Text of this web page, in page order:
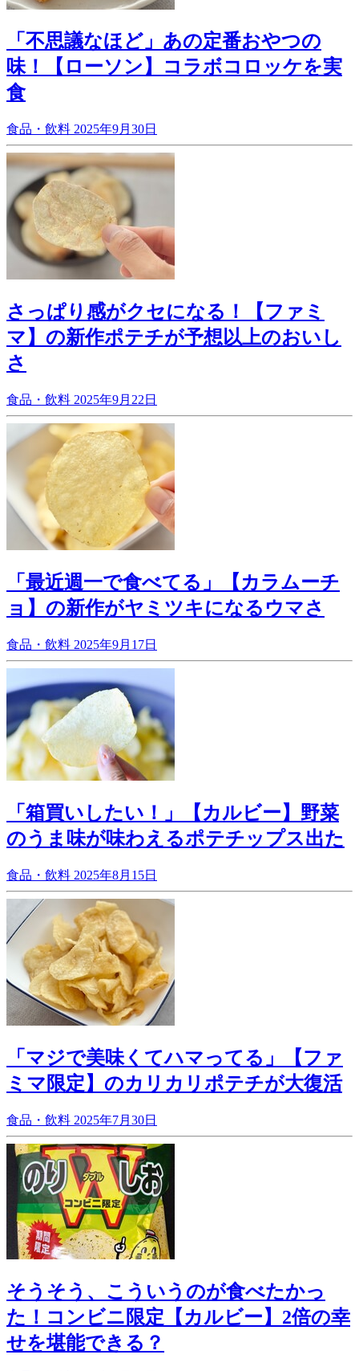
「不思議なほど」あの定番おやつの
味！【ローソン】コラボコロッケを実
食
食品・飲料 2025年9月30日
さっぱり感がクセになる！【ファミ
マ】の新作ポテチが予想以上のおいし
さ
食品・飲料 2025年9月22日
「最近週一で食べてる」【カラムーチ
ョ】の新作がヤミツキになるウマさ
食品・飲料 2025年9月17日
「箱買いしたい！」【カルビー】野菜
のうま味が味わえるポテチップス出た
食品・飲料 2025年8月15日
「マジで美味くてハマってる」【ファ
ミマ限定】のカリカリポテチが大復活
食品・飲料 2025年7月30日
そうそう、こういうのが食べたかっ
た！コンビニ限定【カルビー】2倍の幸
せを堪能できる？